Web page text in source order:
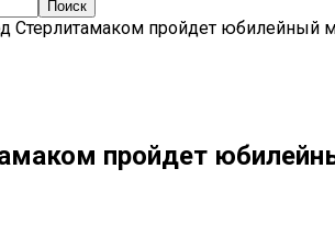
Стерлитамаком пройдет юбилейный
пройдет